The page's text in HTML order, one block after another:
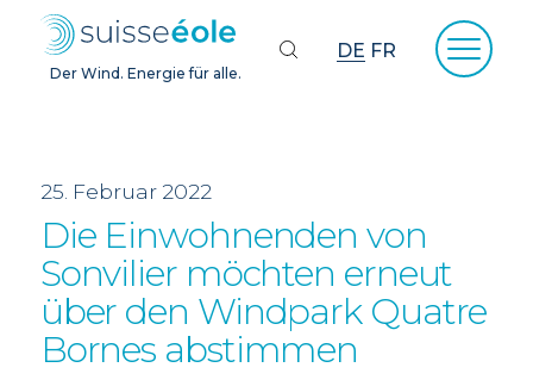
Der Wind. Energie für alle.
DE FR
25. Februar 2022
Die Einwohnenden von
Sonvilier möchten erneut
über den Windpark Quatre
Bornes abstimmen